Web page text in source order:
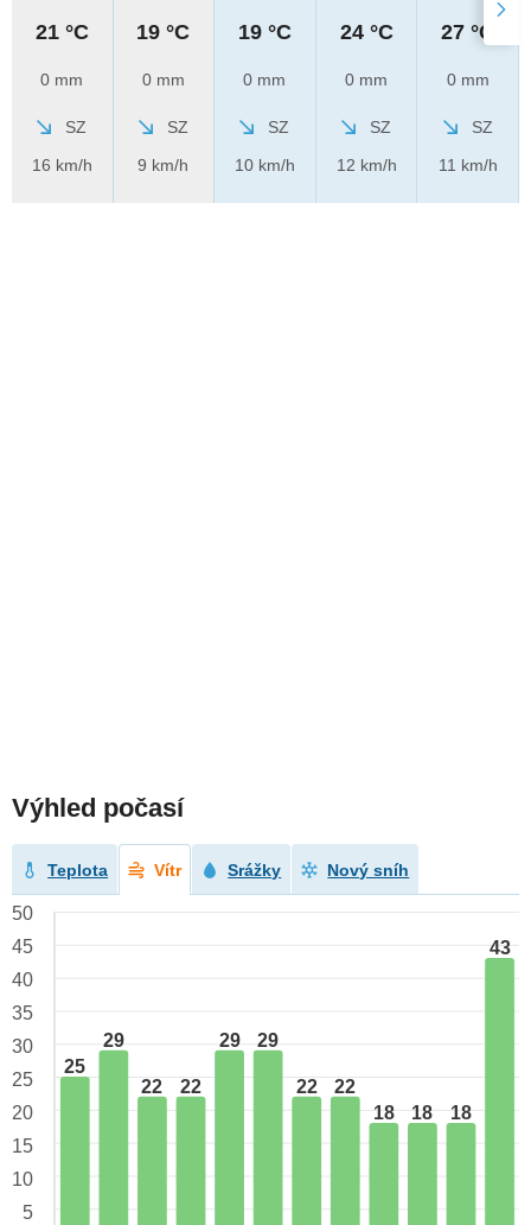
21 °C
0 mm
SZ
16 km/h
19 °C
0 mm
SZ
9 km/h
19 °C
0 mm
SZ
10 km/h
24 °C
0 mm
SZ
12 km/h
27 °C
0 mm
SZ
11 km/h
Výhled počasí
Teplota Vítr Srážky Nový sníh
25
29
22 22
29 29
22
22
18
18 18
43
50
45
40
35
30
25
20
15
10
5